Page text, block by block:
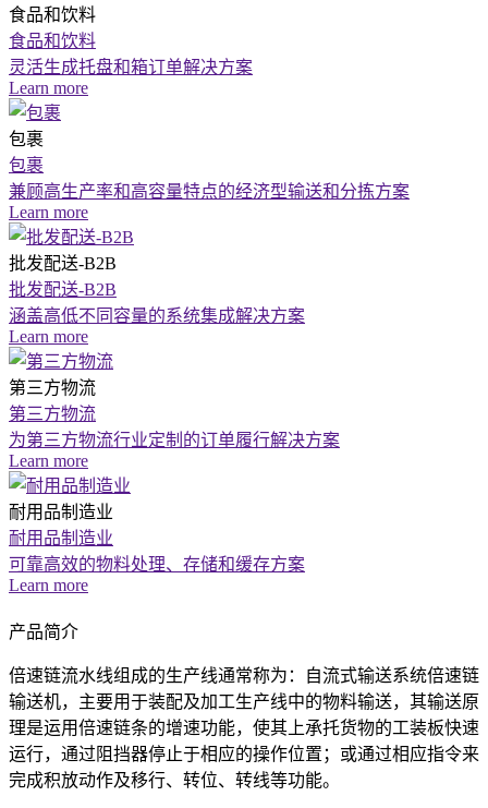
食品和饮料
食品和饮料
灵活生成托盘和箱订单解决方案
Learn more
包裹
包裹
兼顾高生产率和高容量特点的经济型输送和分拣方案
Learn more
批发配送-B2B
批发配送-B2B
涵盖高低不同容量的系统集成解决方案
Learn more
第三方物流
第三方物流
为第三方物流行业定制的订单履行解决方案
Learn more
耐用品制造业
耐用品制造业
可靠高效的物料处理、存储和缓存方案
Learn more
产品简介
倍速链流水线组成的生产线通常称为：自流式输送系统倍速链
输送机，主要用于装配及加工生产线中的物料输送，其输送原
理是运用倍速链条的增速功能，使其上承托货物的工装板快速
运行，通过阻挡器停止于相应的操作位置；或通过相应指令来
完成积放动作及移行、转位、转线等功能。